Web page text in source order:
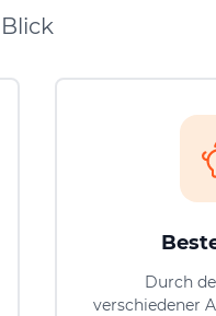
Durch
verschiedener